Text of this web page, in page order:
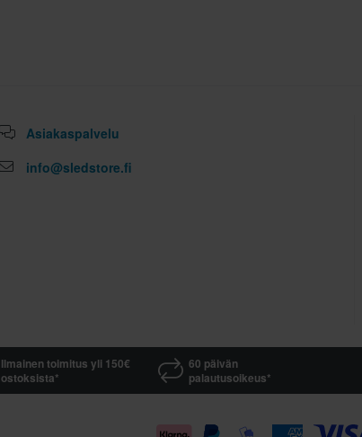
Asiakaspalvelu
info@sledstore.fi
Ilmainen toimitus yli 150€
ostoksista*
60 päivän
palautusoikeus*